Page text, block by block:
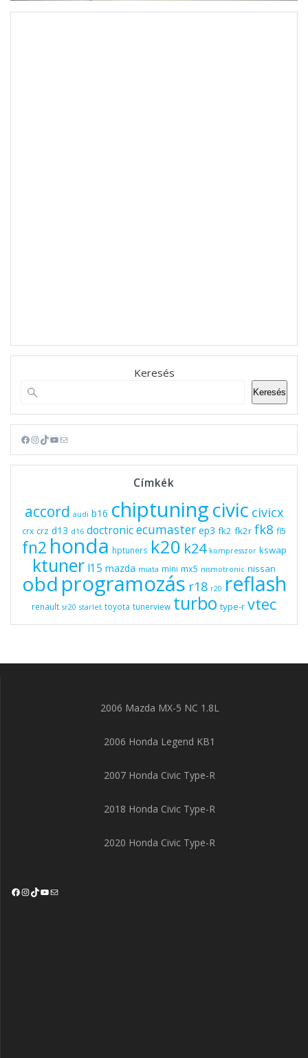
Keresés
Keresés
Facebook
Instagram
TikTok
YouTube
Mail
Címkék
accord audi b16 chiptuningcivic civicx
crx crz d13 d16 doctronicecumaster ep3 fk2 fk2r fk8 fl5
fn2 honda hptuners k20 k24 kompresszor kswap
ktuner l15 mazda miata mini mx5 nismotronic nissan
obd programozás r18 r20 reflash
renault sr20 starlet toyota tunerview turbo type-r vtec
2006 Mazda MX-5 NC 1.8L
2006 Honda Legend KB1
2007 Honda Civic Type-R
2018 Honda Civic Type-R
2020 Honda Civic Type-R
Facebook
Instagram
TikTok
YouTube
Mail